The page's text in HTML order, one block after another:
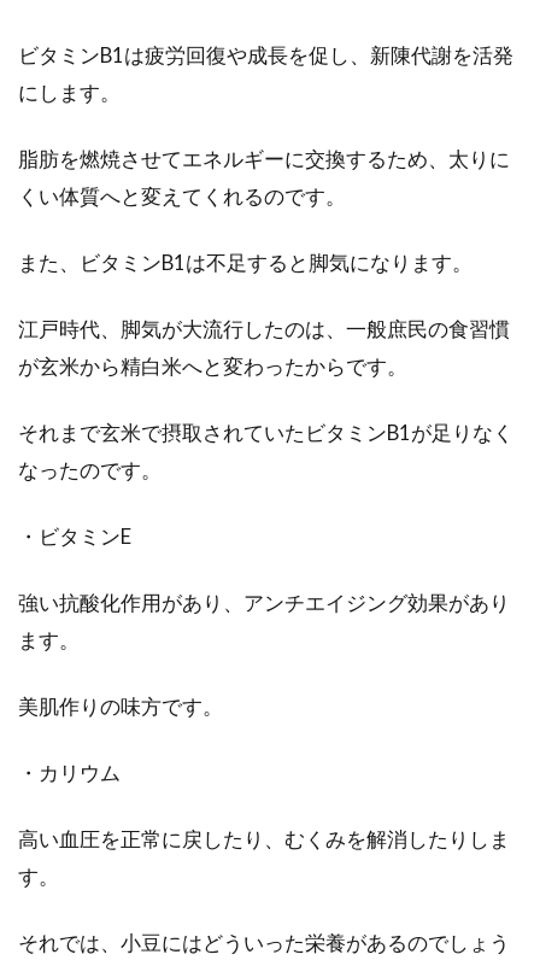
ビタミンB1は疲労回復や成長を促し、新陳代謝を活発
にします。
脂肪を燃焼させてエネルギーに交換するため、太りに
くい体質へと変えてくれるのです。
また、ビタミンB1は不足すると脚気になります。
江戸時代、脚気が大流行したのは、一般庶民の食習慣
が玄米から精白米へと変わったからです。
それまで玄米で摂取されていたビタミンB1が足りなく
なったのです。
・ビタミンE
強い抗酸化作用があり、アンチエイジング効果があり
ます。
美肌作りの味方です。
・カリウム
高い血圧を正常に戻したり、むくみを解消したりしま
す。
それでは、小豆にはどういった栄養があるのでしょう